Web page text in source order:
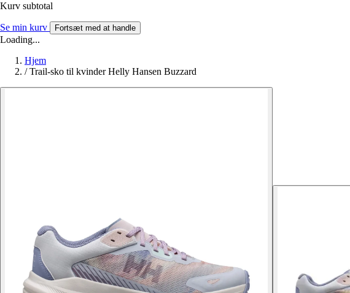
Kurv subtotal
Se min kurv Fortsæt med at handle
Loading...
Hjem
/ Trail-sko til kvinder Helly Hansen Buzzard